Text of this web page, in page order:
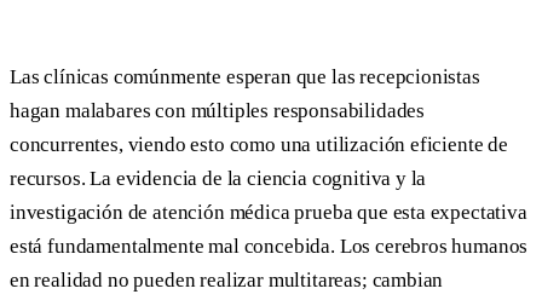
Las clínicas comúnmente esperan que las recepcionistas
hagan malabares con múltiples responsabilidades
concurrentes, viendo esto como una utilización eficiente de
recursos. La evidencia de la ciencia cognitiva y la
investigación de atención médica prueba que esta expectativa
está fundamentalmente mal concebida. Los cerebros humanos
en realidad no pueden realizar multitareas; cambian